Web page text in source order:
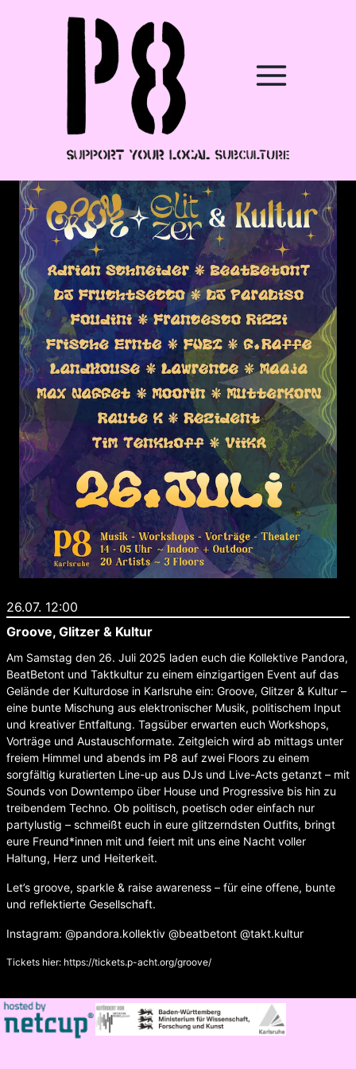
26.07. 12:00
Groove, Glitzer & Kultur
Am Samstag den 26. Juli 2025 laden euch die Kollektive Pandora,
BeatBetont und Taktkultur zu einem einzigartigen Event auf das
Gelände der Kulturdose in Karlsruhe ein: Groove, Glitzer & Kultur –
eine bunte Mischung aus elektronischer Musik, politischem Input
und kreativer Entfaltung. Tagsüber erwarten euch Workshops,
Vorträge und Austauschformate. Zeitgleich wird ab mittags unter
freiem Himmel und abends im P8 auf zwei Floors zu einem
sorgfältig kuratierten Line-up aus DJs und Live-Acts getanzt – mit
Sounds von Downtempo über House und Progressive bis hin zu
treibendem Techno. Ob politisch, poetisch oder einfach nur
partylustig – schmeißt euch in eure glitzerndsten Outfits, bringt
eure Freund*innen mit und feiert mit uns eine Nacht voller
Haltung, Herz und Heiterkeit.
Let’s groove, sparkle & raise awareness – für eine offene, bunte
und reflektierte Gesellschaft.
Instagram: @pandora.kollektiv @beatbetont @takt.kultur
Tickets hier: https://tickets.p-acht.org/groove/